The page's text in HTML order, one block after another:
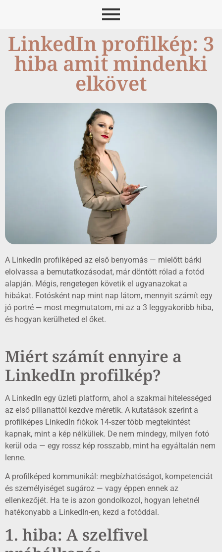
LinkedIn profilkép: 3
hiba amit mindenki
elkövet
A LinkedIn profilképed az első benyomás — mielőtt bárki
elolvassa a bemutatkozásodat, már döntött rólad a fotód
alapján. Mégis, rengetegen követik el ugyanazokat a
hibákat. Fotósként nap mint nap látom, mennyit számít egy
jó portré — most megmutatom, mi az a 3 leggyakoribb hiba,
és hogyan kerülheted el őket.
Miért számít ennyire a
LinkedIn profilkép?
A LinkedIn egy üzleti platform, ahol a szakmai hitelességed
az első pillanattól kezdve méretik. A kutatások szerint a
profilképes LinkedIn fiókok 14-szer több megtekintést
kapnak, mint a kép nélküliek. De nem mindegy, milyen fotó
kerül oda — egy rossz kép rosszabb, mint ha egyáltalán nem
lenne.
A profilképed kommunikál: megbízhatóságot, kompetenciát
és személyiséget sugároz — vagy éppen ennek az
ellenkezőjét. Ha te is azon gondolkozol, hogyan lehetnél
hatékonyabb a LinkedIn-en, kezd a fotóddal.
1. hiba: A szelfivel